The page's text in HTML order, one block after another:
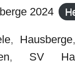
2024
, Hausberge
, SV